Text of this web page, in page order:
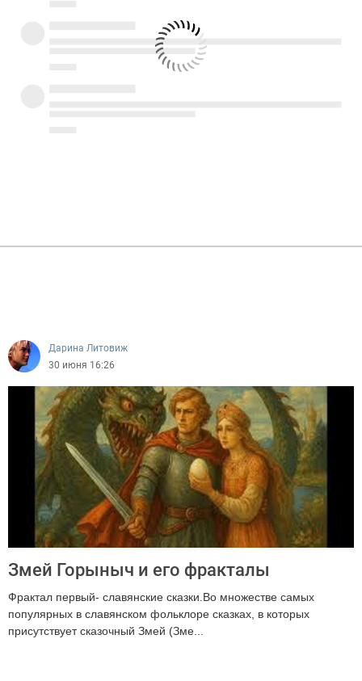
Дарина Литовиж
30 июня 16:26
Змей Горыныч и его фракталы
Фрактал первый- славянские сказки.Во множестве самых
популярных в славянском фольклоре сказках, в которых
присутствует сказочный Змей (Зме...